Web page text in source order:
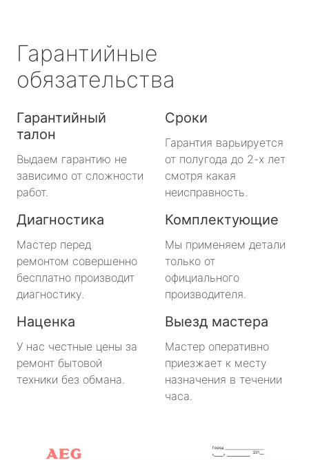
Гарантийные
обязательства
Гарантийный
талон
Выдаем гарантию не
зависимо от сложности
работ.
Сроки
Гарантия варьируется
от полугода до 2-х лет
смотря какая
неисправность.
Диагностика
Мастер перед
ремонтом совершенно
бесплатно производит
диагностику.
Комплектующие
Мы применяем детали
только от
официального
производителя.
Наценка
У нас честные цены за
ремонт бытовой
техники без обмана.
Выезд мастера
Мастер оперативно
приезжает к месту
назначения в течении
часа.